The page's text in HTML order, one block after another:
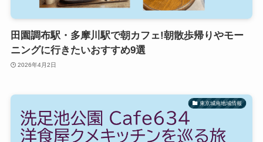
田園調布駅・多摩川駅で朝カフェ!朝散歩帰りやモー
ニングに行きたいおすすめ9選
2026年4月2日
東京城南地域情報